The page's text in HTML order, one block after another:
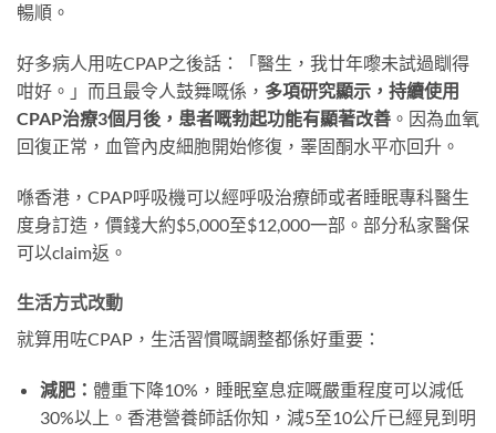
暢順。
好多病人用咗CPAP之後話：「醫生，我廿年嚟未試過瞓得
咁好。」而且最令人鼓舞嘅係， 多項研究顯示，持續使用
CPAP治療3個月後，患者嘅勃起功能有顯著改善 。因為血氧
回復正常，血管內皮細胞開始修復，睪固酮水平亦回升。
喺香港，CPAP呼吸機可以經呼吸治療師或者睡眠專科醫生
度身訂造，價錢大約$5,000至$12,000一部。部分私家醫保
可以claim返。
生活方式改動
就算用咗CPAP，生活習慣嘅調整都係好重要：
減肥： 體重下降10%，睡眠窒息症嘅嚴重程度可以減低
30%以上。香港營養師話你知，減5至10公斤已經見到明